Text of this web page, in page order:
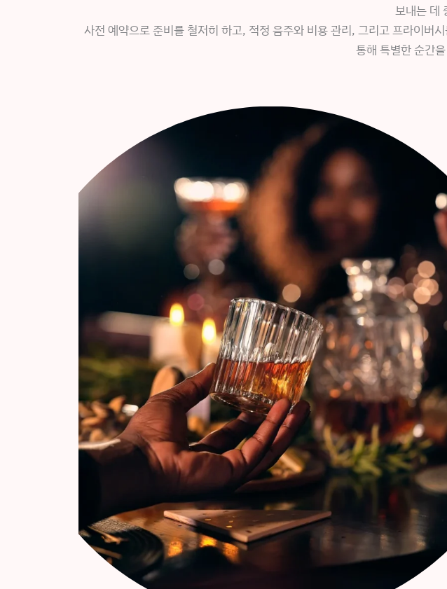
보내는 데
사전 예약으로 준비를 철저히 하고, 적정 음주와 비용 관리, 그리고 프라이버
통해 특별한 순간